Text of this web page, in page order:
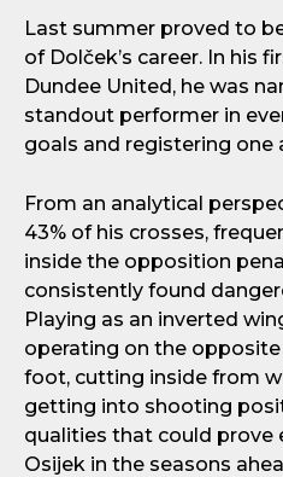
Last summer proved to
of Dolček’s career. In his
Dundee United, he was
standout performer in
goals and registering one
From an analytical
43% of his crosses,
inside the opposition
consistently found
Playing as an inverted
operating on the
foot, cutting inside from
getting into shooting
qualities that could prove
Osijek in the seasons